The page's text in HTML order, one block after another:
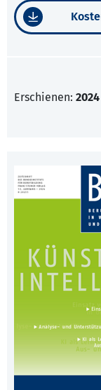
Erschienen: 2024